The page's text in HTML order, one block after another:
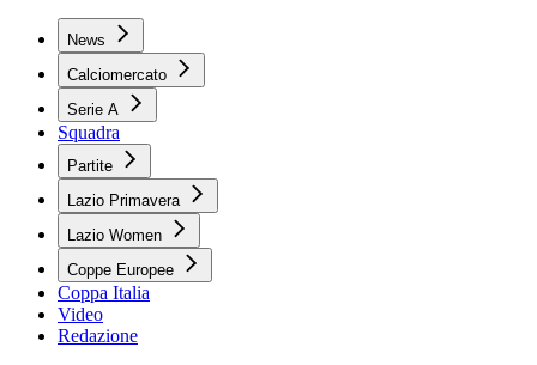
News
Calciomercato
Serie A
Squadra
Partite
Lazio Primavera
Lazio Women
Coppe Europee
Coppa Italia
Video
Redazione